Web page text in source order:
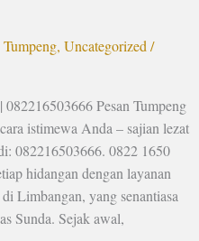
Tumpeng, Uncategorized /
Pesan Tumpeng
istimewa Anda – sajian lezat
082216503666. 0822 1650
hidangan dengan layanan
Limbangan, yang senantiasa
Sunda. Sejak awal,